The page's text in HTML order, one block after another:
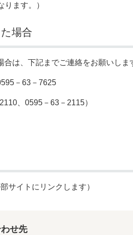
ます。）
場合
は、下記までご連絡をお願いしま
－63－7625
、0595－63－2115）
部サイトにリンクします）
せ先